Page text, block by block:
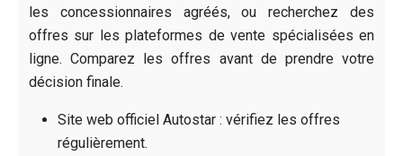
les concessionnaires agréés, ou recherchez des
offres sur les plateformes de vente spécialisées en
ligne. Comparez les offres avant de prendre votre
décision finale.
Site web officiel Autostar : vérifiez les offres
régulièrement.